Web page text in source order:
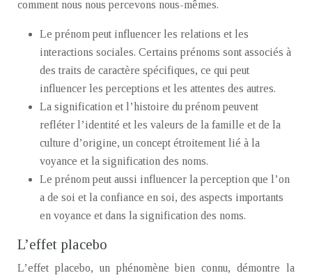
comment nous nous percevons nous-mêmes.
Le prénom peut influencer les relations et les
interactions sociales. Certains prénoms sont associés à
des traits de caractère spécifiques, ce qui peut
influencer les perceptions et les attentes des autres.
La signification et l’histoire du prénom peuvent
refléter l’identité et les valeurs de la famille et de la
culture d’origine, un concept étroitement lié à la
voyance et la signification des noms.
Le prénom peut aussi influencer la perception que l’on
a de soi et la confiance en soi, des aspects importants
en voyance et dans la signification des noms.
L’effet placebo
L’effet placebo, un phénomène bien connu, démontre la